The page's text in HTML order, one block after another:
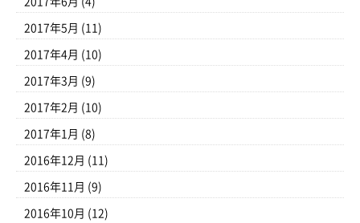
2017年5月 (11)
2017年4月 (10)
2017年3月 (9)
2017年2月 (10)
2017年1月 (8)
2016年12月 (11)
2016年11月 (9)
2016年10月 (12)